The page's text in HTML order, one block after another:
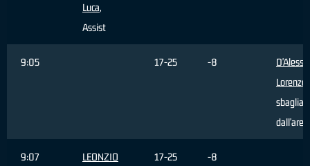
Luca,
Assist
9:05 17-25 -8
Lorenzo
dall'area
9:07 LEONZIO 17-25 -8